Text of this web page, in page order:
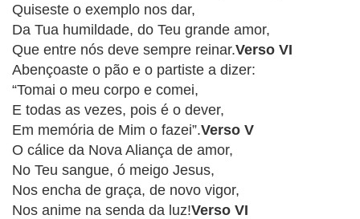
MINI
DOC
REVIEW
PLAYBACK
AUTORES
DA
HARPA
Quiseste o exemplo nos dar,
Da Tua humildade, do Teu grande amor,
Que entre nós deve sempre reinar.Verso VI
Abençoaste o pão e o partiste a dizer:
“Tomai o meu corpo e comei,
E todas as vezes, pois é o dever,
Em memória de Mim o fazei”.Verso V
O cálice da Nova Aliança de amor,
No Teu sangue, ó meigo Jesus,
Nos encha de graça, de novo vigor,
Nos anime na senda da luz!Verso VI